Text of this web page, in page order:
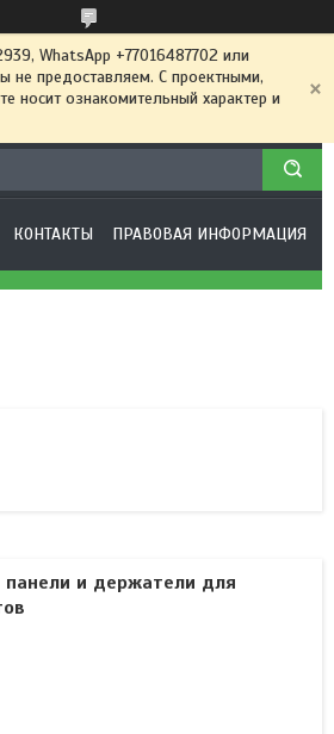
WhatsApp +77016487702 или
не предоставляем. С проектными,
носит ознакомительный характер и
КОНТАКТЫ ПРАВОВАЯ ИНФОРМАЦИЯ
и держатели для